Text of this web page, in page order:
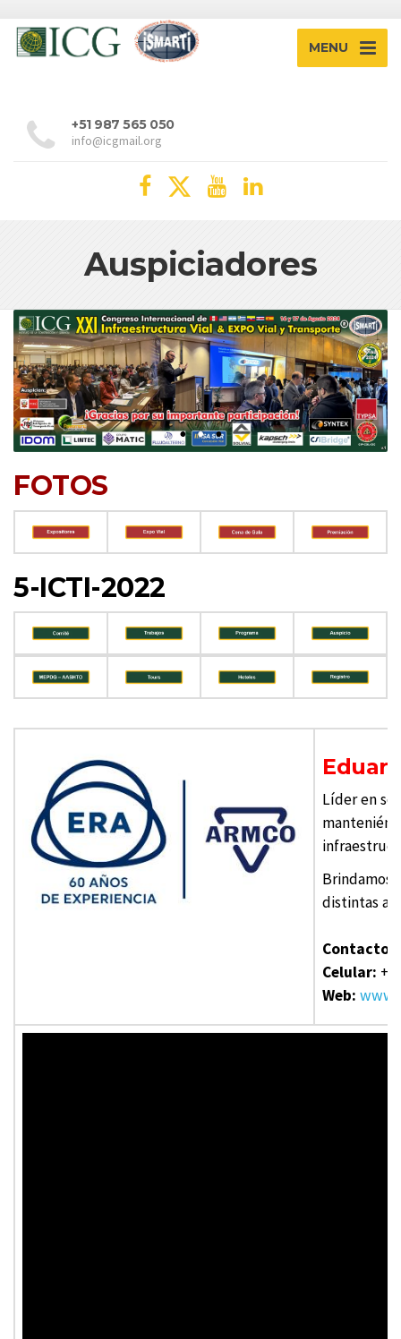
MENU
+51 987 565 050
info@icgmail.org
Auspiciadores
FOTOS
5-ICTI-2022
Líder en
Brindamos
distintas
Contacto:
Celular:
Web: